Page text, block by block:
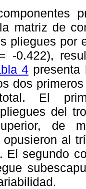
matriz de
pliegues por
-0.422),
4 presenta
dos
El
del
de
al
El segundo